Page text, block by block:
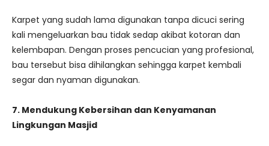
Karpet yang sudah lama digunakan tanpa dicuci sering
kali mengeluarkan bau tidak sedap akibat kotoran dan
kelembapan. Dengan proses pencucian yang profesional,
bau tersebut bisa dihilangkan sehingga karpet kembali
segar dan nyaman digunakan.
7. Mendukung Kebersihan dan Kenyamanan
Lingkungan Masjid